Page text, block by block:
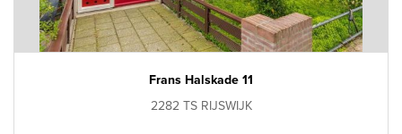
Frans Halskade 11
2282 TS RIJSWIJK